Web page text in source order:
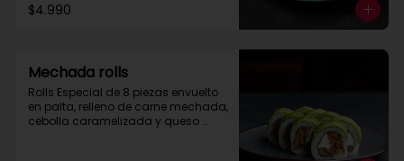
$4.990
Mechada rolls
Rolls Especial de 8 piezas envuelto
en palta, relleno de carne mechada,
cebolla caramelizada y queso